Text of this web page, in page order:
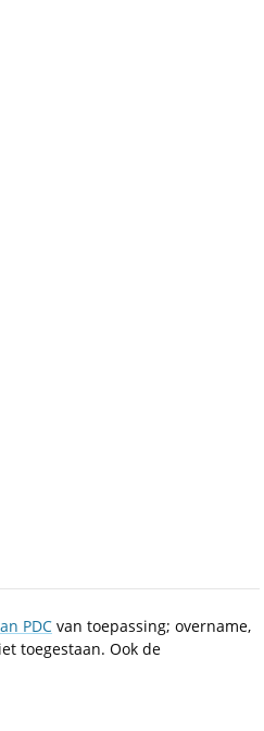
PDC van toepassing; overname,
toegestaan. Ook de